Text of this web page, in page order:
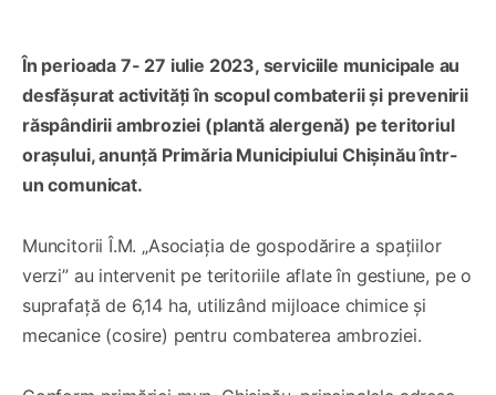
În perioada 7- 27 iulie 2023, serviciile municipale au
desfășurat activități în scopul combaterii și prevenirii
răspândirii ambroziei (plantă alergenă) pe teritoriul
orașului, anunță Primăria Municipiului Chișinău într-
un comunicat.
Muncitorii Î.M. „Asociația de gospodărire a spațiilor
verzi” au intervenit pe teritoriile aflate în gestiune, pe o
suprafață de 6,14 ha, utilizând mijloace chimice și
mecanice (cosire) pentru combaterea ambroziei.